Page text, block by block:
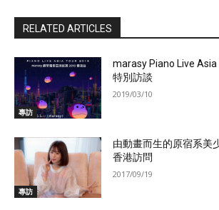
RELATED ARTICLES
專訪
marasy Piano Live
特別訪談
2019/03/10
專訪
由動畫而生的原宿系美
香港訪問
2017/09/19